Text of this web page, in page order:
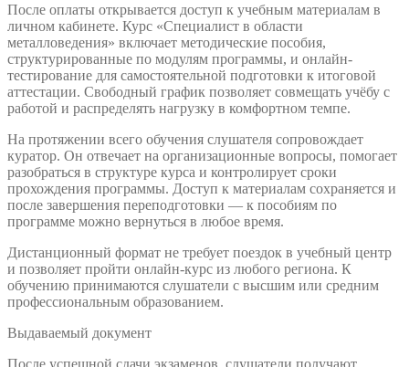
После оплаты открывается доступ к учебным материалам в
личном кабинете. Курс «Специалист в области
металловедения» включает методические пособия,
структурированные по модулям программы, и онлайн-
тестирование для самостоятельной подготовки к итоговой
аттестации. Свободный график позволяет совмещать учёбу с
работой и распределять нагрузку в комфортном темпе.
На протяжении всего обучения слушателя сопровождает
куратор. Он отвечает на организационные вопросы, помогает
разобраться в структуре курса и контролирует сроки
прохождения программы. Доступ к материалам сохраняется и
после завершения переподготовки — к пособиям по
программе можно вернуться в любое время.
Дистанционный формат не требует поездок в учебный центр
и позволяет пройти онлайн-курс из любого региона. К
обучению принимаются слушатели с высшим или средним
профессиональным образованием.
Выдаваемый документ
После успешной сдачи экзаменов, слушатели получают